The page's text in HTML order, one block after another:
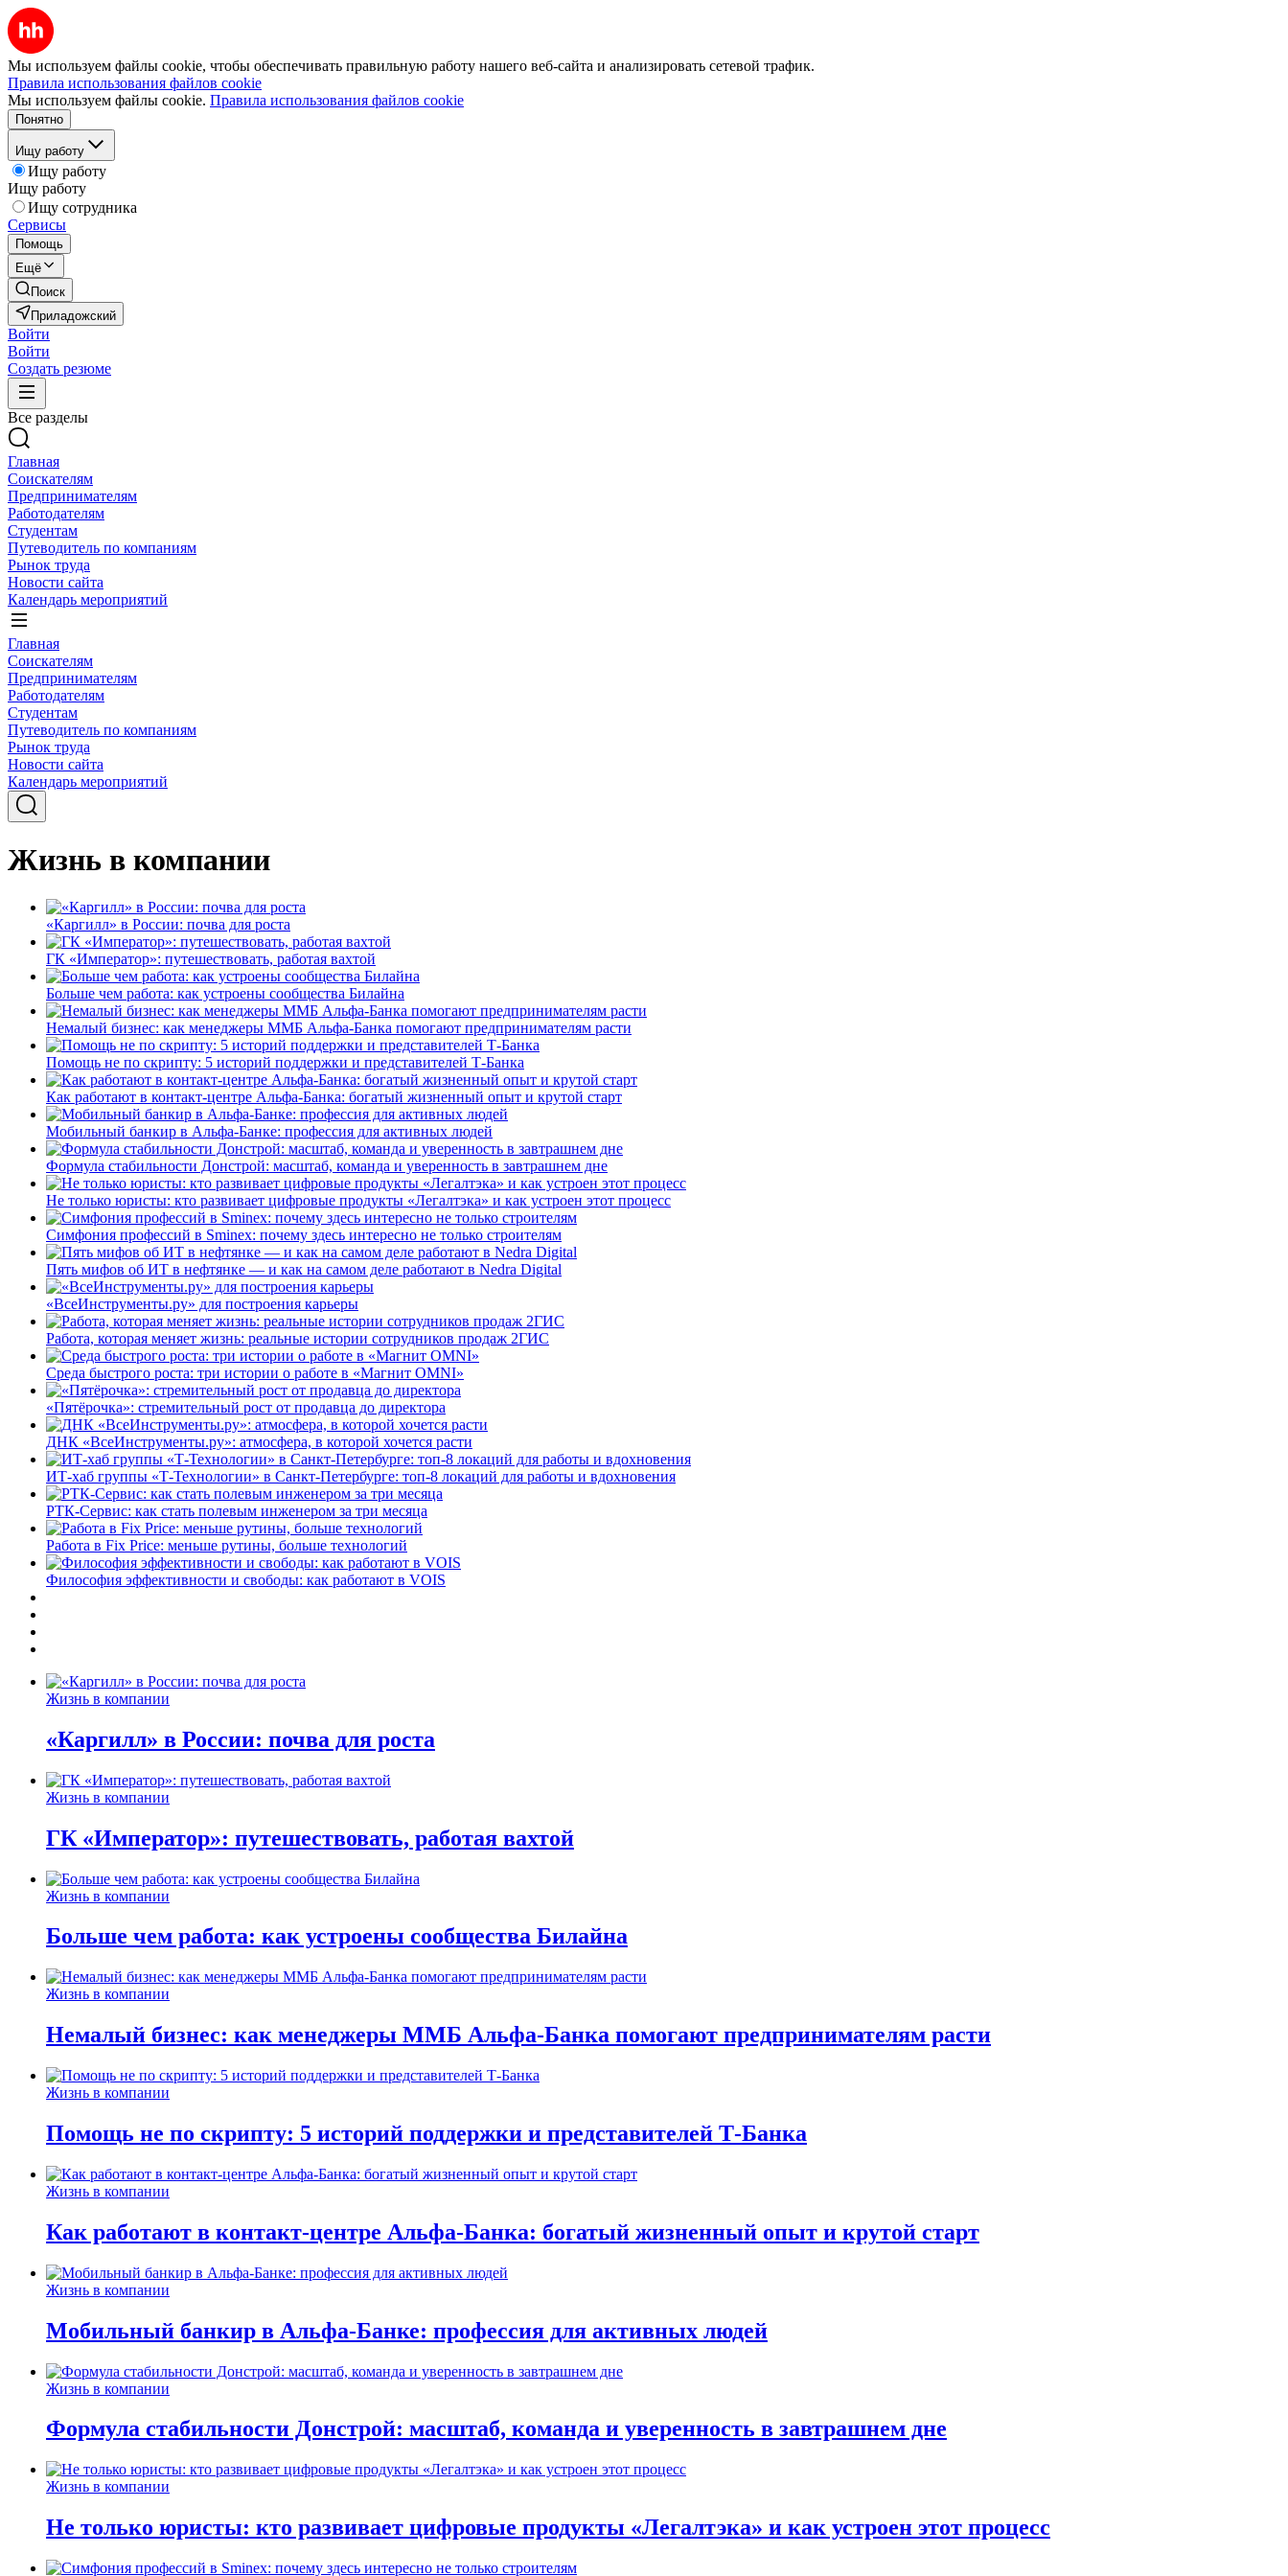
Мы используем файлы cookie, чтобы обеспечивать правильную работу нашего веб-сайта и анализировать сетевой трафик.
Правила использования файлов cookie
Мы используем файлы cookie. Правила использования файлов cookie
Понятно
Ищу работу
Ищу работу
Ищу работу
Ищу сотрудника
Сервисы
Помощь
Ещё
Поиск
Приладожский
Войти
Войти
Создать резюме
Все разделы
Главная
Соискателям
Предпринимателям
Работодателям
Студентам
Путеводитель по компаниям
Рынок труда
Новости сайта
Календарь мероприятий
Главная
Соискателям
Предпринимателям
Работодателям
Студентам
Путеводитель по компаниям
Рынок труда
Новости сайта
Календарь мероприятий
Жизнь в компании
«Каргилл» в России: почва для роста
ГК «Император»: путешествовать, работая вахтой
Больше чем работа: как устроены сообщества Билайна
Немалый бизнес: как менеджеры ММБ Альфа-Банка помогают предпринимателям расти
Помощь не по скрипту: 5 историй поддержки и представителей Т-Банка
Как работают в контакт-центре Альфа-Банка: богатый жизненный опыт и крутой старт
Мобильный банкир в Альфа-Банке: профессия для активных людей
Формула стабильности Донстрой: масштаб, команда и уверенность в завтрашнем дне
Не только юристы: кто развивает цифровые продукты «Легалтэка» и как устроен этот процесс
Симфония профессий в Sminex: почему здесь интересно не только строителям
Пять мифов об ИТ в нефтянке — и как на самом деле работают в Nedra Digital
«ВсеИнструменты.ру» для построения карьеры
Работа, которая меняет жизнь: реальные истории сотрудников продаж 2ГИС
Среда быстрого роста: три истории о работе в «Магнит OMNI»
«Пятёрочка»: стремительный рост от продавца до директора
ДНК «ВсеИнструменты.ру»: атмосфера, в которой хочется расти
ИТ-хаб группы «Т-Технологии» в Санкт-Петербурге: топ-8 локаций для работы и вдохновения
РТК-Сервис: как стать полевым инженером за три месяца
Работа в Fix Price: меньше рутины, больше технологий
Философия эффективности и свободы: как работают в VOIS
Жизнь в компании
«Каргилл» в России: почва для роста
Жизнь в компании
ГК «Император»: путешествовать, работая вахтой
Жизнь в компании
Больше чем работа: как устроены сообщества Билайна
Жизнь в компании
Немалый бизнес: как менеджеры ММБ Альфа-Банка помогают предпринимателям расти
Жизнь в компании
Помощь не по скрипту: 5 историй поддержки и представителей Т-Банка
Жизнь в компании
Как работают в контакт-центре Альфа-Банка: богатый жизненный опыт и крутой старт
Жизнь в компании
Мобильный банкир в Альфа-Банке: профессия для активных людей
Жизнь в компании
Формула стабильности Донстрой: масштаб, команда и уверенность в завтрашнем дне
Жизнь в компании
Не только юристы: кто развивает цифровые продукты «Легалтэка» и как устроен этот процесс